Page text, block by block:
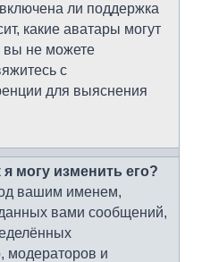
ли поддержка
какие аватары могут
вы не можете
с
для выяснения
я могу изменить его?
вашим именем,
вами сообщений,
модераторов и